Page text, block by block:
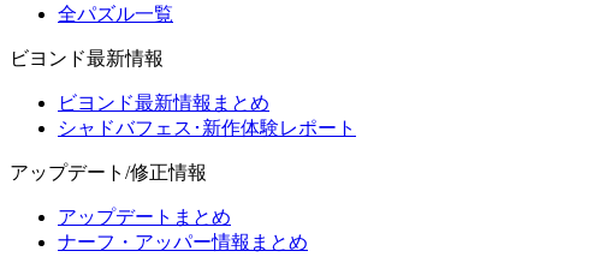
全パズル一覧
ビヨンド最新情報
ビヨンド最新情報まとめ
シャドバフェス･新作体験レポート
アップデート/修正情報
アップデートまとめ
ナーフ・アッパー情報まとめ